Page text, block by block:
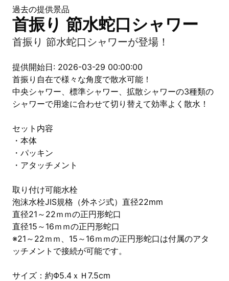
過去の提供景品
首振り 節水蛇口シャワー
首振り 節水蛇口シャワーが登場！
提供開始日: 2026-03-29 00:00:00
首振り自在で様々な角度で散水可能！
中央シャワー、標準シャワー、拡散シャワーの3種類の
シャワーで用途に合わせて切り替えて効率よく散水！
セット内容
・本体
・パッキン
・アタッチメント
取り付け可能水栓
泡沫水栓JIS規格（外ネジ式）直径22mm
直径21～22ｍｍの正円形蛇口
直径15～16ｍｍの正円形蛇口
※21～22ｍｍ、15～16ｍｍの正円形蛇口は付属のアタ
ッチメントで接続が可能です。
サイズ：約Φ5.4ｘＨ7.5cm